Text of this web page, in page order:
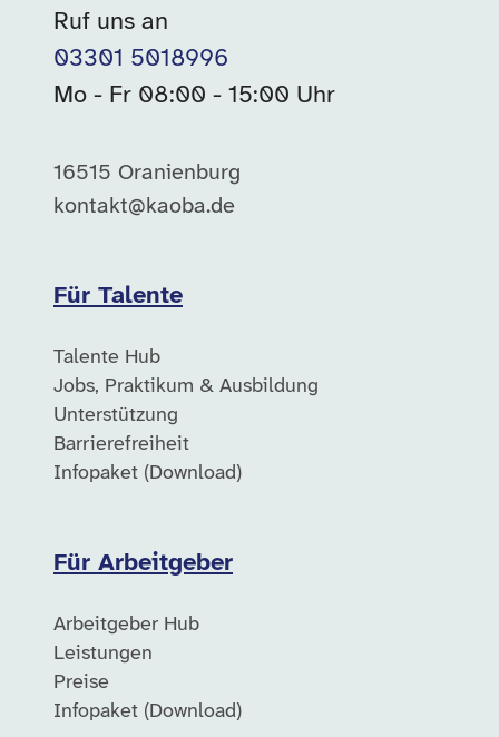
Ruf uns an
03301 5018996
Mo - Fr 08:00 - 15:00 Uhr
16515 Oranienburg
kontakt@kaoba.de
Für Talente
Talente Hub
Jobs, Praktikum & Ausbildung
Unterstützung
Barrierefreiheit
Infopaket (Download)
Für Arbeitgeber
Arbeitgeber Hub
Leistungen
Preise
Infopaket (Download)